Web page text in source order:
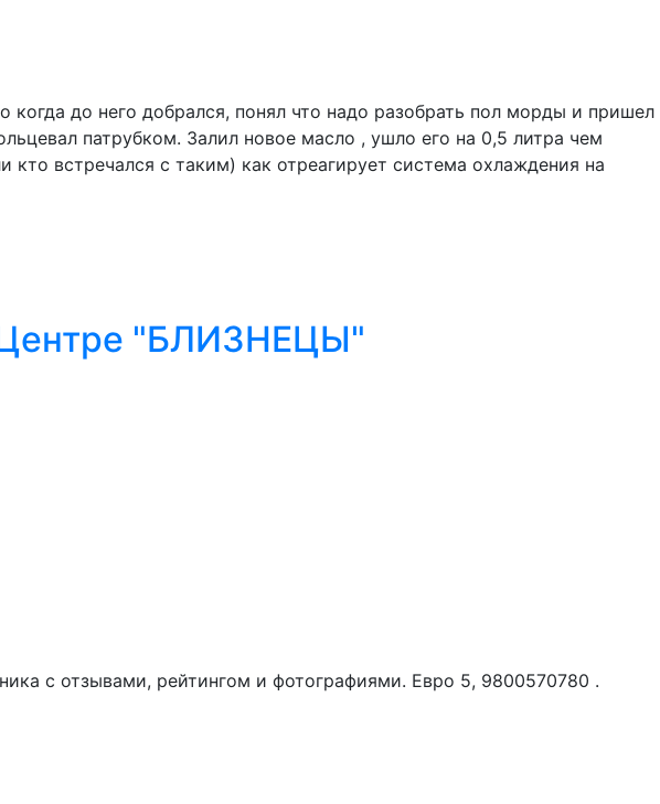
до него добрался, понял что надо разобрать пол морды и пришел
патрубком. Залил новое масло , ушло его на 0,5 литра чем
встречался с таким) как отреагирует система охлаждения на
"БЛИЗНЕЦЫ"
с отзывами, рейтингом и фотографиями. Евро 5, 9800570780 .